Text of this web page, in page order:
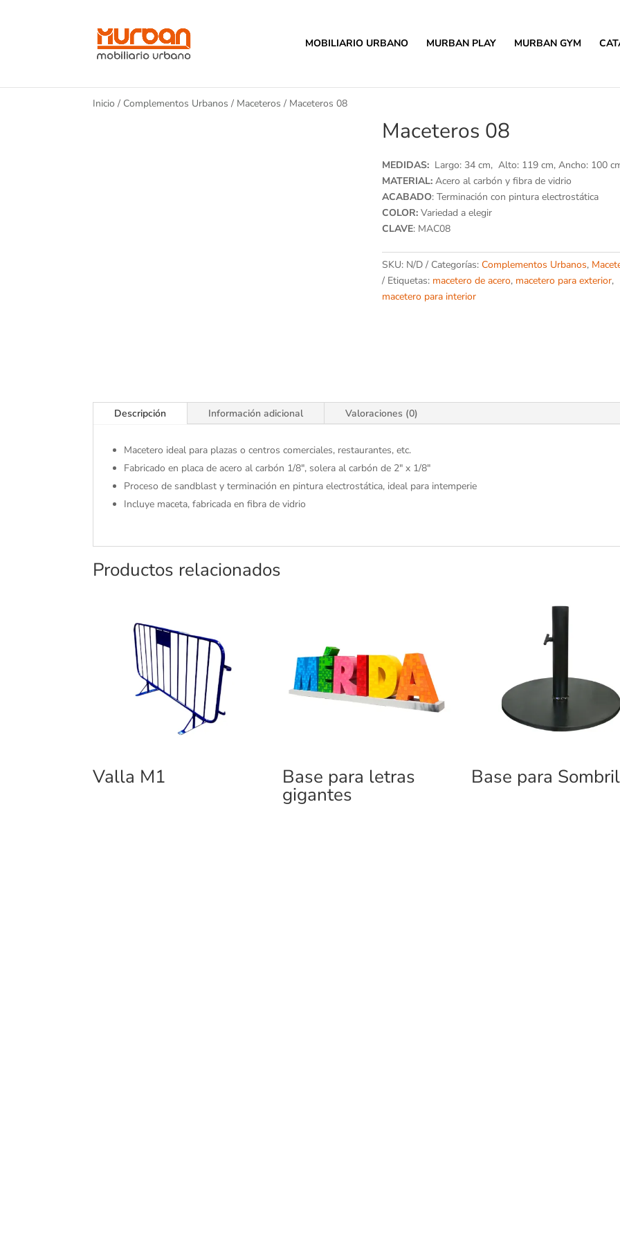
MOBILIARIO URBANO MURBAN PLAY MURBAN GYM
Inicio / Complementos Urbanos / Maceteros / Maceteros 08
Maceteros 08
MEDIDAS: Largo: 34 cm, Alto: 119 cm, Ancho: 100
MATERIAL:Acero al carbón y fibra de vidrio
ACABADO: Terminación con pintura electrostática
COLOR:Variedad a elegir
CLAVE: MAC08
SKU: N/D Categorías: Complementos Urbanos,
Etiquetas: macetero de acero, macetero para exterior,
macetero para interior
Descripción Información adicional Valoraciones (0)
Macetero ideal para plazas o centros comerciales, restaurantes, etc.
Fabricado en placa de acero al carbón 1/8″, solera al carbón de 2" x 1/8"
Proceso de sandblast y terminación en pintura electrostática, ideal para intemperie
Incluye maceta, fabricada en fibra de vidrio
Productos relacionados
Valla M1 Base para letras
gigantes
Base para